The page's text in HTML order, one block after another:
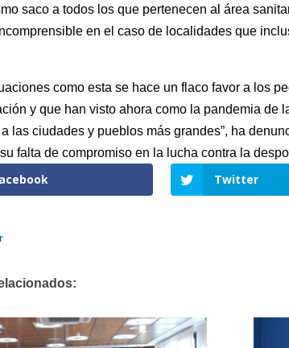
saco a todos los que pertenecen al área
en el caso de localidades que
como esta se hace un flaco favor a los
y que han visto ahora como la pandemia de
las ciudades y pueblos más grandes”, ha
falta de compromiso en la lucha contra la
Twitter